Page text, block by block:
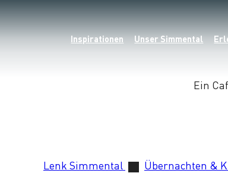
Inspirationen Unser Simmental
Lenk Simmental Übernachten &